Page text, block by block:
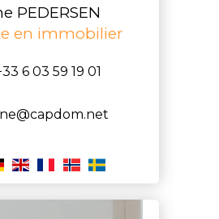
PEDERSEN
en immobilier
6 03 59 19 01